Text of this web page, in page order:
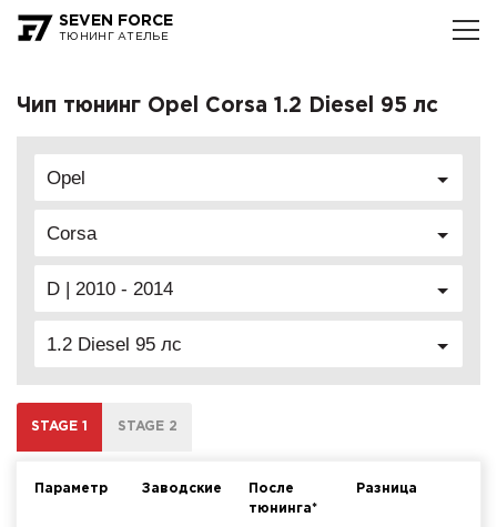
SEVEN FORCE
ТЮНИНГ АТЕЛЬЕ
Чип тюнинг Opel Corsa 1.2 Diesel 95 лс
Opel
Corsa
D | 2010 - 2014
1.2 Diesel 95 лс
STAGE 1 STAGE 2
Параметр Заводские
После
тюнинга*
Разница